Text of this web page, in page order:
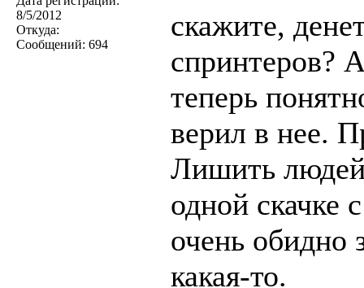
8/5/2012
Откуда:
Сообщений: 694
скажите,
спринтеров?
теперь
верил в нее.
Лишить людей
одной
очень
какая-то.